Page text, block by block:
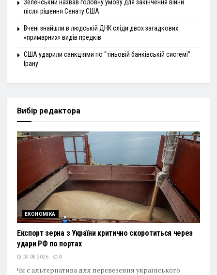
Зеленський назвав головну умову для закінчення війни
після рішення Сенату США
Вчені знайшли в людській ДНК сліди двох загадкових
«примарних» видів предків
США ударили санкціями по “тіньовій банківській системі”
Ірану
Вибір редактора
ЕКОНОМІКА
Експорт зерна з України критично скоротиться через
удари РФ по портах
08.08.2026 0
Чи є альтернатива для перевезення українського